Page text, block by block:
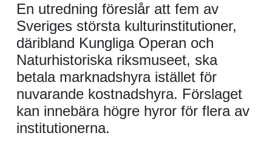
En utredning föreslår att fem av
Sveriges största kulturinstitutioner,
däribland Kungliga Operan och
Naturhistoriska riksmuseet, ska
betala marknadshyra istället för
nuvarande kostnadshyra. Förslaget
kan innebära högre hyror för flera av
institutionerna.